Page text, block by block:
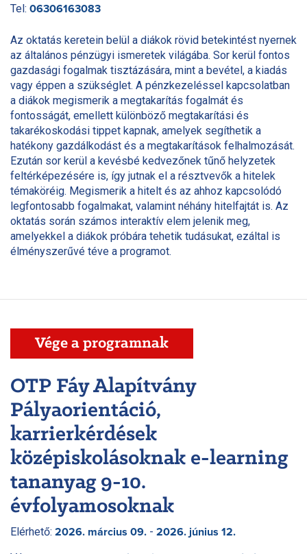
Tel: 06306163083
Az oktatás keretein belül a diákok rövid betekintést nyernek
az általános pénzügyi ismeretek világába. Sor kerül fontos
gazdasági fogalmak tisztázására, mint a bevétel, a kiadás
vagy éppen a szükséglet. A pénzkezeléssel kapcsolatban
a diákok megismerik a megtakarítás fogalmát és
fontosságát, emellett különböző megtakarítási és
takarékoskodási tippet kapnak, amelyek segíthetik a
hatékony gazdálkodást és a megtakarítások felhalmozását.
Ezután sor kerül a kevésbé kedvezőnek tűnő helyzetek
feltérképezésére is, így jutnak el a résztvevők a hitelek
témaköréig. Megismerik a hitelt és az ahhoz kapcsolódó
legfontosabb fogalmakat, valamint néhány hitelfajtát is. Az
oktatás során számos interaktív elem jelenik meg,
amelyekkel a diákok próbára tehetik tudásukat, ezáltal is
élményszerűvé téve a programot.
Vége a programnak
OTP Fáy Alapítvány
Pályaorientáció,
karrierkérdések
középiskolásoknak e-learning
tananyag 9-10.
évfolyamosoknak
Elérhető: 2026. március 09. - 2026. június 12.